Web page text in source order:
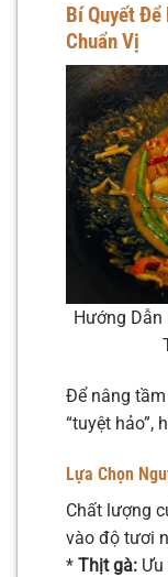
Bí Quyết Để
Chuẩn Vị
Hướng Dẫn
Để nâng tầm
“tuyệt hảo”,
Lựa Chọn
Chất lượng
vào độ tươi
* Thịt gà: